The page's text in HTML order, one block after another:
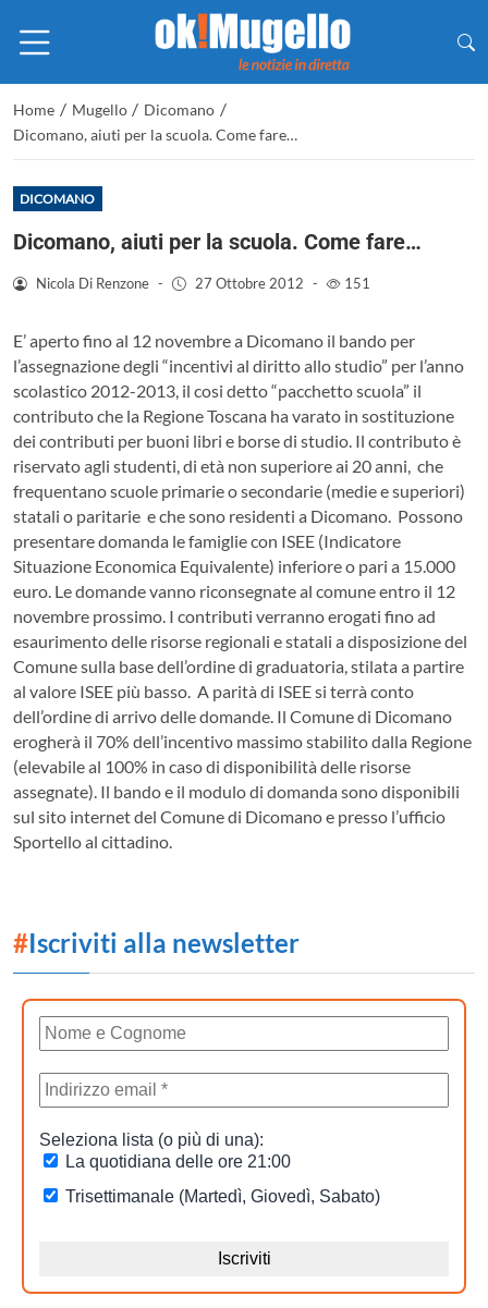
Home / Mugello / Dicomano /
Dicomano, aiuti per la scuola. Come fare…
DICOMANO
Dicomano, aiuti per la scuola. Come fare…
Nicola Di Renzone - 27 Ottobre 2012 - 151
E’ aperto fino al 12 novembre a Dicomano il bando per
l’assegnazione degli “incentivi al diritto allo studio” per l’anno
scolastico 2012-2013, il cosi detto “pacchetto scuola” il
contributo che la Regione Toscana ha varato in sostituzione
dei contributi per buoni libri e borse di studio. Il contributo è
riservato agli studenti, di età non superiore ai 20 anni, che
frequentano scuole primarie o secondarie (medie e superiori)
statali o paritarie e che sono residenti a Dicomano. Possono
presentare domanda le famiglie con ISEE (Indicatore
Situazione Economica Equivalente) inferiore o pari a 15.000
euro. Le domande vanno riconsegnate al comune entro il 12
novembre prossimo. I contributi verranno erogati fino ad
esaurimento delle risorse regionali e statali a disposizione del
Comune sulla base dell’ordine di graduatoria, stilata a partire
al valore ISEE più basso. A parità di ISEE si terrà conto
dell’ordine di arrivo delle domande. Il Comune di Dicomano
erogherà il 70% dell’incentivo massimo stabilito dalla Regione
(elevabile al 100% in caso di disponibilità delle risorse
assegnate). Il bando e il modulo di domanda sono disponibili
sul sito internet del Comune di Dicomano e presso l’ufficio
Sportello al cittadino.
#Iscriviti alla newsletter